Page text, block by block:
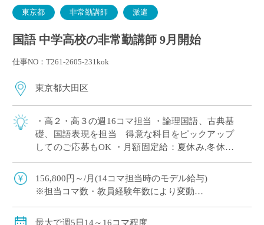
東京都 非常勤講師 派遣
国語 中学高校の非常勤講師 9月開始
仕事NO：T261-2605-231kok
東京都大田区
・高２・高３の週16コマ担当 ・論理国語、古典基
礎、国語表現を担当 得意な科目をピックアップ
してのご応募もOK ・月額固定給：夏休み,冬休み
日は7限授業あり(15:55終 […]
156,800円～/月(14コマ担当時のモデル給与)
※担当コマ数・教員経験年数により変動
最大で週5日14～16コマ程度